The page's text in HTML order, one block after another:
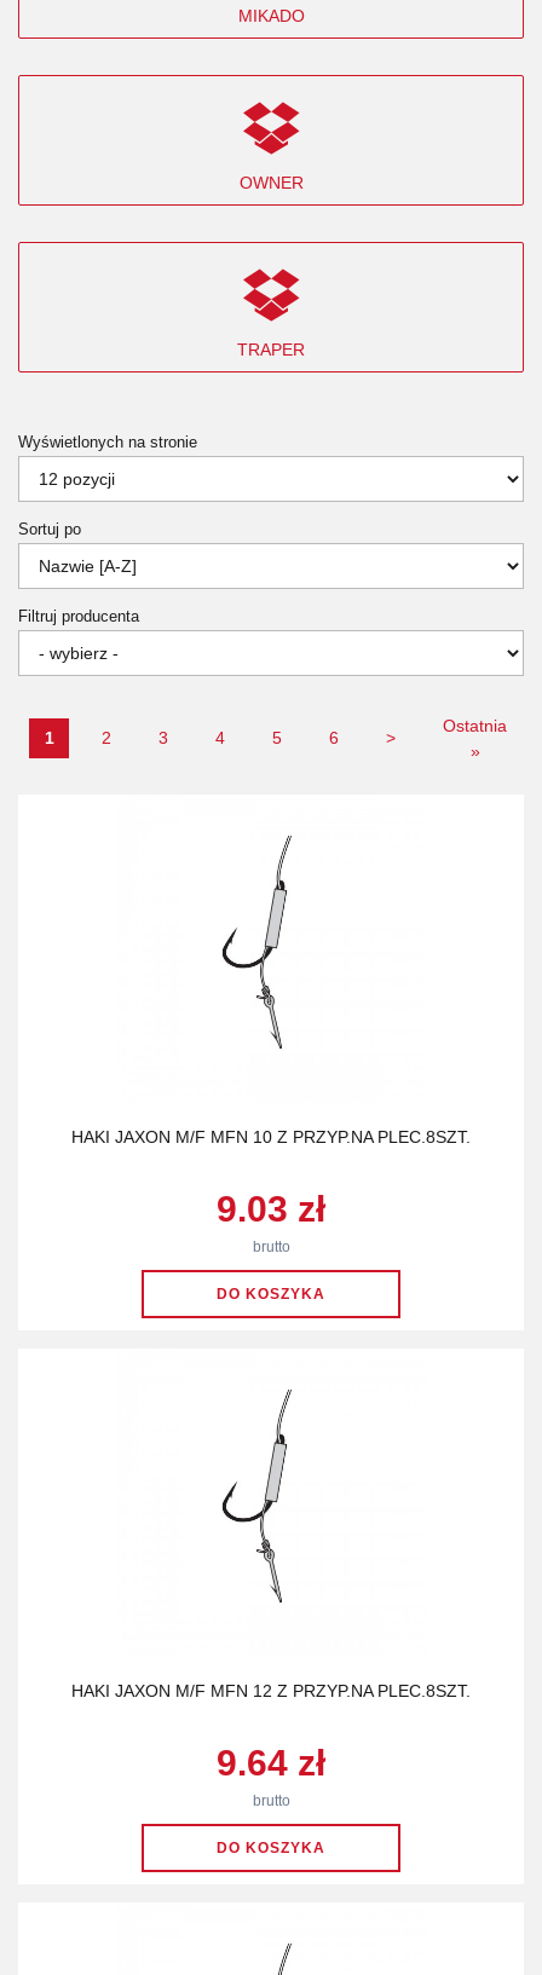
MIKADO
OWNER
TRAPER
Wyświetlonych na stronie
Sortuj po
Filtruj producenta
1 2 3 4 5 6 >
Ostatnia
»
HAKI JAXON M/F MFN 10 Z PRZYP.NA PLEC.8SZT.
9.03 zł
brutto
HAKI JAXON M/F MFN 12 Z PRZYP.NA PLEC.8SZT.
9.64 zł
brutto